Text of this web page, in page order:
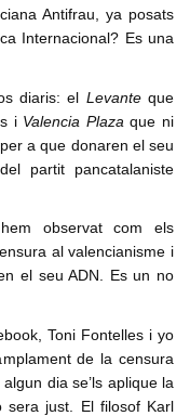
Antifrau, ya posats
Internacional? Es una
diaris: el Levanteque
i Valencia Plaza que ni
a que donaren el seu
partit pancatalaniste
observat com els
al valencianisme i
el seu ADN. Es un no
Toni Fontelles i yo
de la censura
dia se’ls aplique la
sera just. El filosof Karl